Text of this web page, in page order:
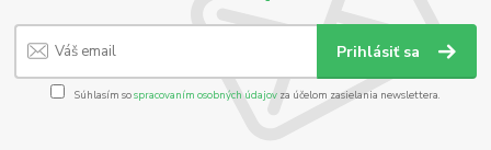
Prihlásiť sa
Súhlasím sospracovaním osobných údajov za účelom zasielania newslettera.